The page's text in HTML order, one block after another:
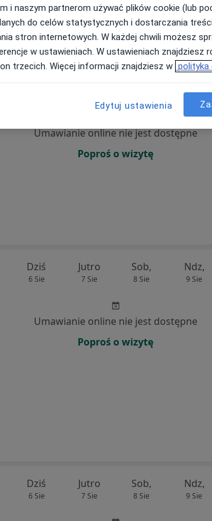
9 Sie
Umawianie online nie jest dostępne
Poproś o wizytę
Dziś
6 Sie
Jutro
7 Sie
Sob,
8 Sie
Ndz,
9 Sie
Umawianie online nie jest dostępne
Poproś o wizytę
Dziś
6 Sie
Jutro
7 Sie
Sob,
8 Sie
Ndz,
9 Sie
i naszym partnerom używać plików cookie (lub
do celów statystycznych i dostarczania
stron internetowych. W każdej chwili możesz
w ustawieniach. W ustawieniach znajdziesz
trzecich. Więcej informacji znajdziesz w polityka
Edytuj ustawienia